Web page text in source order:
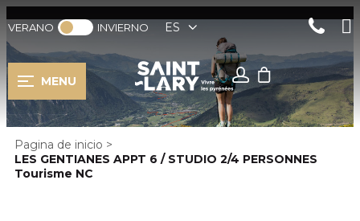
VERANO INVIERNO ES
MENU
Pagina de inicio >
LES GENTIANES APPT 6 / STUDIO 2/4 PERSONNES
Tourisme NC